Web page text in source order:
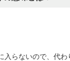
入らないので、代わ